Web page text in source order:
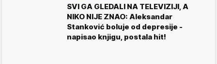
SVI GA GLEDALI NA TELEVIZIJI, A
NIKO NIJE ZNAO: Aleksandar
Stanković boluje od depresije -
napisao knjigu, postala hit!